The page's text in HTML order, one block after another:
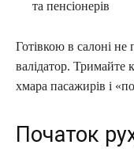
та пенсіонерів
Готівкою в салоні не
валідатор. Тримайте
хмара пасажирів і
Початок